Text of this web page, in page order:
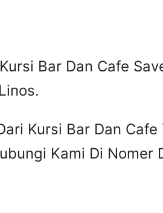
Bar Dan Cafe
Kursi Bar Dan
Kami Di Nomer